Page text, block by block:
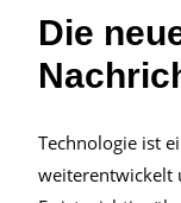
Die
Technologie ist
weiterentwickelt